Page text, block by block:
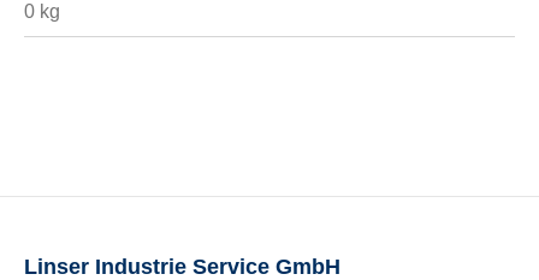
0 kg
Linser Industrie Service GmbH